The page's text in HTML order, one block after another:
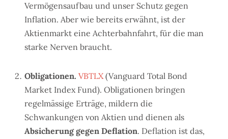
Vermögensaufbau und unser Schutz gegen
Inflation. Aber wie bereits erwähnt, ist der
Aktienmarkt eine Achterbahnfahrt, für die man
starke Nerven braucht.
Obligationen. VBTLX(Vanguard Total Bond
Market Index Fund). Obligationen bringen
regelmässige Erträge, mildern die
Schwankungen von Aktien und dienen als
Absicherung gegen Deflation. Deflation ist das,